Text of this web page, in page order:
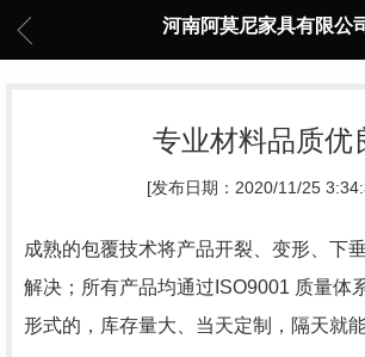
河南阿莫尼家具有限公
专业材料品质优
[发布日期：2020/11/25
成熟的包覆技术将产品开裂、变形、下
解决；所有产品均通过ISO9001 质量体
形式的，库存量大、当天定制，隔天就